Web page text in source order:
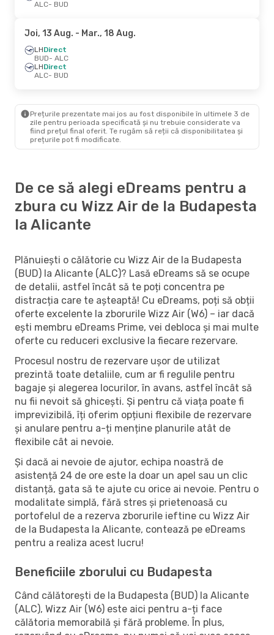
ALC- BUD
Joi, 13 Aug. - Mar., 18 Aug.
LHDirect
BUD- ALC
LHDirect
ALC- BUD
Prețurile prezentate mai jos au fost disponibile în ultimele 3 de
zile pentru perioada specificată și nu trebuie considerate va
fiind prețul final oferit. Te rugăm să reții că disponibilitatea și
prețurile pot fi modificate.
De ce să alegi eDreams pentru a
zbura cu Wizz Air de la Budapesta
la Alicante
Plănuiești o călătorie cu Wizz Air de la Budapesta
(BUD) la Alicante (ALC)? Lasă eDreams să se ocupe
de detalii, astfel încât să te poți concentra pe
distracția care te așteaptă! Cu eDreams, poți să obții
oferte excelente la zborurile Wizz Air (W6) – iar dacă
ești membru eDreams Prime, vei debloca și mai multe
oferte cu reduceri exclusive la fiecare rezervare.
Procesul nostru de rezervare ușor de utilizat
prezintă toate detaliile, cum ar fi regulile pentru
bagaje și alegerea locurilor, în avans, astfel încât să
nu fii nevoit să ghicești. Și pentru că viața poate fi
imprevizibilă, îți oferim opțiuni flexibile de rezervare
și anulare pentru a-ți menține planurile atât de
flexibile cât ai nevoie.
Și dacă ai nevoie de ajutor, echipa noastră de
asistență 24 de ore este la doar un apel sau un clic
distanță, gata să te ajute cu orice ai nevoie. Pentru o
modalitate simplă, fără stres și prietenoasă cu
portofelul de a rezerva zborurile ieftine cu Wizz Air
de la Budapesta la Alicante, contează pe eDreams
pentru a realiza acest lucru!
Beneficiile zborului cu Budapesta
Când călătorești de la Budapesta (BUD) la Alicante
(ALC), Wizz Air (W6) este aici pentru a-ți face
călătoria memorabilă și fără probleme. În plus,